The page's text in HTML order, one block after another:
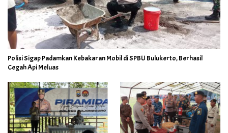
Polisi Sigap Padamkan Kebakaran Mobil di SPBU Bulukerto, Berhasil
Cegah Api Meluas